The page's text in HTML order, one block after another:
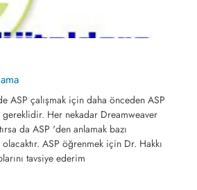
ASP çalışmak için daha önceden ASP
gereklidir. Her nekadar Dreamweaver
da ASP 'den anlamak bazı
ASP öğrenmek için Dr. Hakkı
tavsiye ederim